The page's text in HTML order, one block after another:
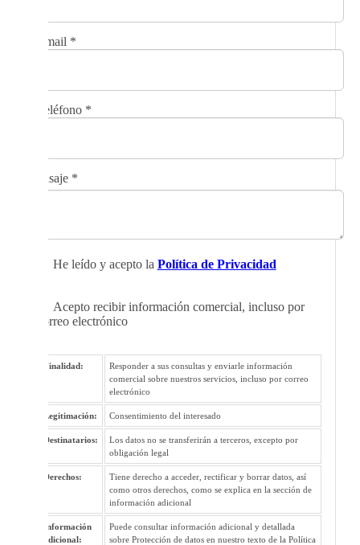
Email *
Teléfono *
Mensaje *
He leído y acepto la Política de Privacidad
Acepto recibir información comercial, incluso por
correo electrónico
Finalidad:
Responder a sus consultas y enviarle información
comercial sobre nuestros servicios, incluso por correo
electrónico
Legitimación: Consentimiento del interesado
Destinatarios:
Los datos no se transferirán a terceros, excepto por
obligación legal
Derechos:
Tiene derecho a acceder, rectificar y borrar datos, así
como otros derechos, como se explica en la sección de
información adicional
Información
adicional:
Puede consultar información adicional y detallada
sobre Protección de datos en nuestro texto de la Política